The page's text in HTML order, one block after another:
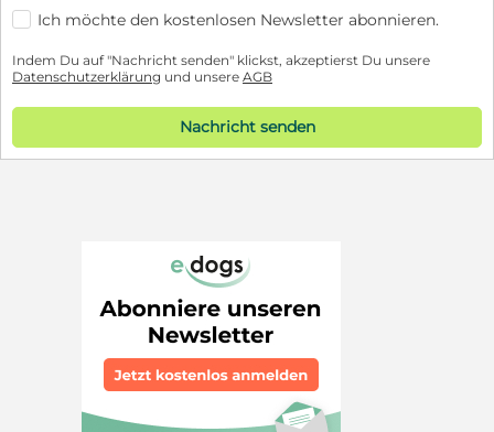
Ich möchte den kostenlosen Newsletter abonnieren.
Indem Du auf "Nachricht senden" klickst, akzeptierst Du unsere
Datenschutzerklärung und unsere AGB
Nachricht senden